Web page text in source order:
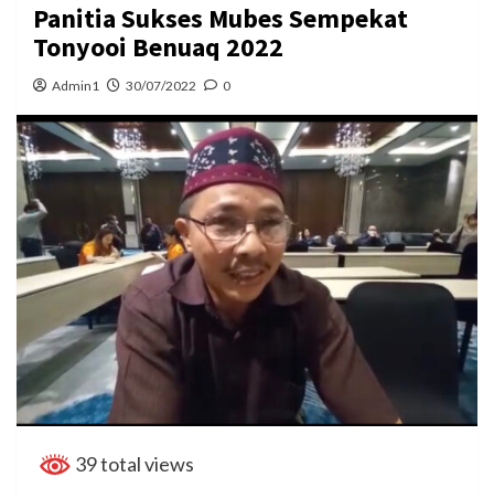
Panitia Sukses Mubes Sempekat
Tonyooi Benuaq 2022
Admin1 30/07/2022 0
39 total views